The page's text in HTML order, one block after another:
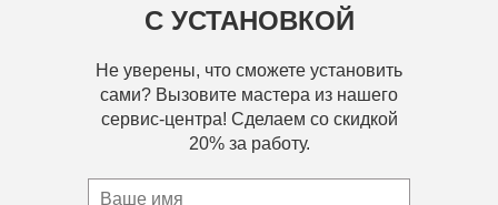
С УСТАНОВКОЙ
Не уверены, что сможете установить
сами? Вызовите мастера из нашего
сервис-центра! Сделаем со скидкой
20% за работу.